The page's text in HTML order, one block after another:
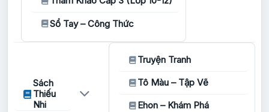
Sổ Tay – Công Thức
Sách
Thiếu
Nhi
Truyện Tranh
Tô Màu – Tập Vẽ
Ehon – Khám Phá